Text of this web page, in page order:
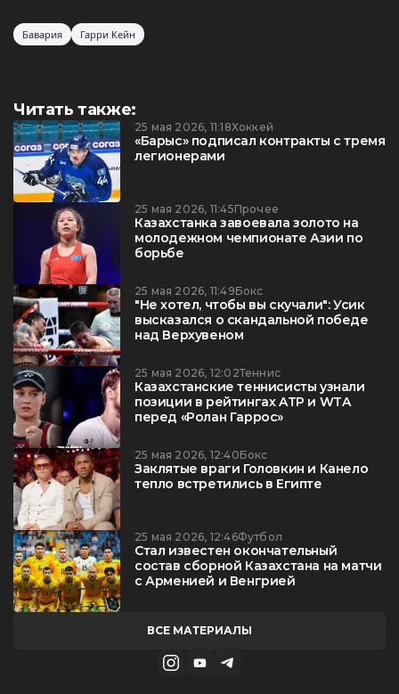
Бавария Гарри Кейн
Читать также:
25 мая 2026, 11:18Хоккей
«Барыс» подписал контракты с тремя
легионерами
25 мая 2026, 11:45Прочее
Казахстанка завоевала золото на
молодежном чемпионате Азии по
борьбе
25 мая 2026, 11:49Бокс
"Не хотел, чтобы вы скучали": Усик
высказался о скандальной победе
над Верхувеном
25 мая 2026, 12:02Теннис
Казахстанские теннисисты узнали
позиции в рейтингах ATP и WTA
перед «Ролан Гаррос»
25 мая 2026, 12:40Бокс
Заклятые враги Головкин и Канело
тепло встретились в Египте
25 мая 2026, 12:46Футбол
Стал известен окончательный
состав сборной Казахстана на матчи
с Арменией и Венгрией
ВСЕ МАТЕРИАЛЫ